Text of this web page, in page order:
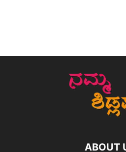
ABOUT